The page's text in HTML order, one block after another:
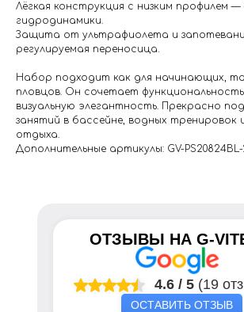
Лёгкая конструкция с низким профилем —
гидродинамики.
Защита от ультрафиолета и
регулируемая переносица.
Набор подходит как для начинающих,
пловцов. Он сочетает
визуальную элегантность. Прекрасно
занятий в бассейне, водных тренировок
отдыха.
Дополнительные артикулы: GV-PS20824BL-
ОТЗЫВЫ НА G-
4.6 / 5 (19
ОСТАВИТЬ ОТЗЫВ